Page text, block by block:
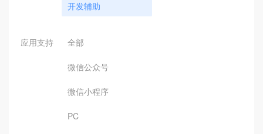
开发辅助
应用支持 全部
微信公众号
微信小程序
PC